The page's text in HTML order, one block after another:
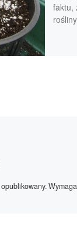
faktu,